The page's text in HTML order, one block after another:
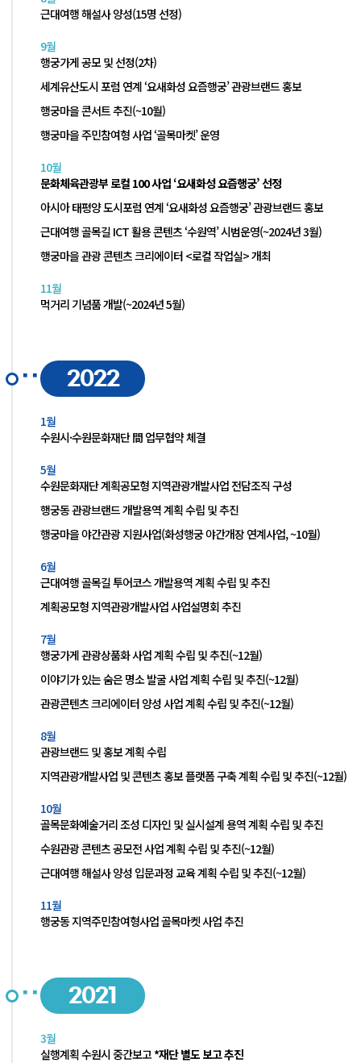
근대여행 해설사 양성(15명 선정)
9월
행궁가게 공모 및 선정(2차)
세계유산도시 포럼 연계 ‘요새화성 요즘행궁’ 관광브랜드 홍보
행궁마을 콘서트 추진(~10월)
행궁마을 주민참여형 사업 ‘골목마켓’ 운영
10월
문화체육관광부 로컬 100 사업 ‘요새화성 요즘행궁’ 선정
아시아 태평양 도시포럼 연계 ‘요새화성 요즘행궁’ 관광브랜드 홍보
근대여행 골목길 ICT 활용 콘텐츠 ‘수원역’ 시범운영(~2024년 3월)
행궁마을 관광 콘텐츠 크리에이터 <로컬 작업실> 개최
11월
먹거리 기념품 개발(~2024년 5월)
2022
1월
수원시·수원문화재단 間 업무협약 체결
5월
수원문화재단 계획공모형 지역관광개발사업 전담조직 구성
행궁동 관광브랜드 개발용역 계획 수립 및 추진
행궁마을 야간관광 지원사업(화성행궁 야간개장 연계사업, ~10월)
6월
근대여행 골목길 투어코스 개발용역 계획 수립 및 추진
계획공모형 지역관광개발사업 사업설명회 추진
7월
행궁가게 관광상품화 사업 계획 수립 및 추진(~12월)
이야기가 있는 숨은 명소 발굴 사업 계획 수립 및 추진(~12월)
관광콘텐츠 크리에이터 양성 사업 계획 수립 및 추진(~12월)
8월
관광브랜드 및 홍보 계획 수립
지역관광개발사업 및 콘텐츠 홍보 플랫폼 구축 계획 수립 및 추진(~12월)
10월
골목문화예술거리 조성 디자인 및 실시설계 용역 계획 수립 및 추진
수원관광 콘텐츠 공모전 사업 계획 수립 및 추진(~12월)
근대여행 해설사 양성 입문과정 교육 계획 수립 및 추진(~12월)
11월
행궁동 지역주민참여형사업 골목마켓 사업 추진
2021
3월
실행계획 수원시 중간보고*재단 별도 보고 추진